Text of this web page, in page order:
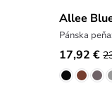
Allee
Pánska
17,92 €